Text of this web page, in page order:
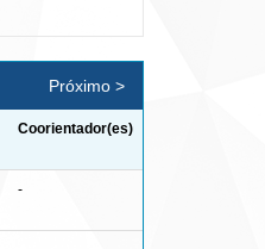
Próximo >
Coorientador(es)
-